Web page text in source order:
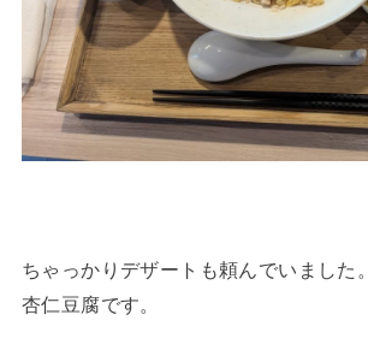
ちゃっかりデザートも頼んでいました。
杏仁豆腐です。